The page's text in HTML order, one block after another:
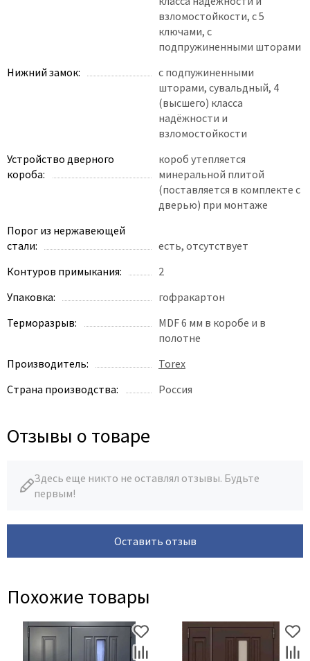
взломостойкости, с 5
ключами, с
подпружиненными шторами
Нижний замок:
с подпужиненными
шторами, сувальдный, 4
(высшего) класса
надёжности и
взломостойкости
Устройство дверного
короба:
короб утепляется
минеральной плитой
(поставляется в комплекте с
дверью) при монтаже
Порог из нержавеющей
стали:
есть, отсутствует
Контуров примыкания:
2
Упаковка:
гофракартон
Терморазрыв:
MDF 6 мм в коробе и в
полотне
Производитель:
Torex
Страна производства:
Россия
Отзывы о товаре
Здесь еще никто не оставлял отзывы. Будьте
первым!
Оставить отзыв
Похожие товары